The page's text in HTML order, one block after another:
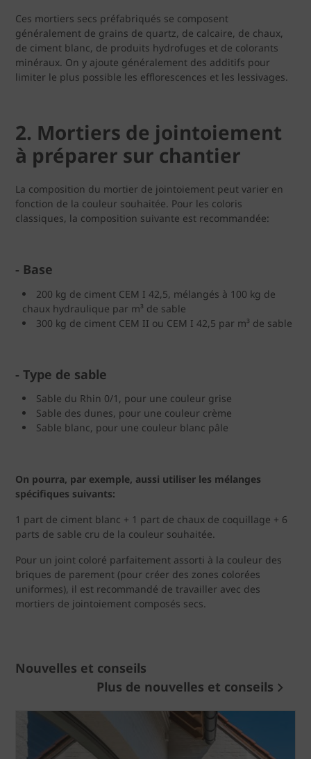
Ces mortiers secs préfabriqués se composent
généralement de grains de quartz, de calcaire, de chaux,
de ciment blanc, de produits hydrofuges et de colorants
minéraux. On y ajoute généralement des additifs pour
limiter le plus possible les efflorescences et les lessivages.
2. Mortiers de jointoiement
à préparer sur chantier
La composition du mortier de jointoiement peut varier en
fonction de la couleur souhaitée. Pour les coloris
classiques, la composition suivante est recommandée:
- Base
200 kg de ciment CEM I 42,5, mélangés à 100 kg de
chaux hydraulique par m³ de sable
300 kg de ciment CEM II ou CEM I 42,5 par m³ de sable
- Type de sable
Sable du Rhin 0/1, pour une couleur grise
Sable des dunes, pour une couleur crème
Sable blanc, pour une couleur blanc pâle
On pourra, par exemple, aussi utiliser les mélanges
spécifiques suivants:
1 part de ciment blanc + 1 part de chaux de coquillage + 6
parts de sable cru de la couleur souhaitée.
Pour un joint coloré parfaitement assorti à la couleur des
briques de parement (pour créer des zones colorées
uniformes), il est recommandé de travailler avec des
mortiers de jointoiement composés secs.
Nouvelles et conseils
Plus de nouvelles et conseils